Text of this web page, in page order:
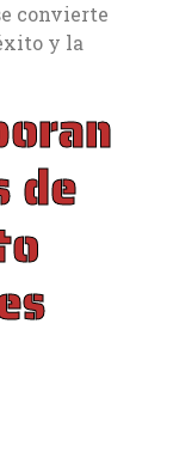
convierte
y la
de